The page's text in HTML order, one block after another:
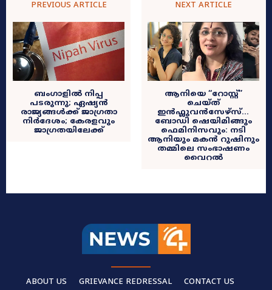
PREVIOUS ARTICLE
ബംഗാളിൽ നിപ്പ
പടരുന്നു; ഏഷ്യൻ
രാജ്യങ്ങൾക്ക് ജാഗ്രതാ
നിർദേശം; കേരളവും
ജാഗ്രതയിലേക്ക്
NEXT ARTICLE
ആനിയെ “റോസ്റ്റ്”
ചെയ്ത്
ഇൻഫ്ലുവൻസേഴ്സ്…
ബോഡി ഷെയിമിങ്ങും
ഫെമിനിസവും: നടി
ആനിയും മകൻ റുഷിനും
തമ്മിലെ സംഭാഷണം
വൈറൽ
ABOUT US GRIEVANCE REDRESSAL CONTACT US